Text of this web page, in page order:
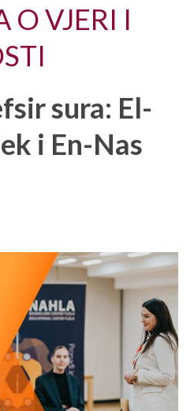
O VJERI I
sura: El-
i En-Nas